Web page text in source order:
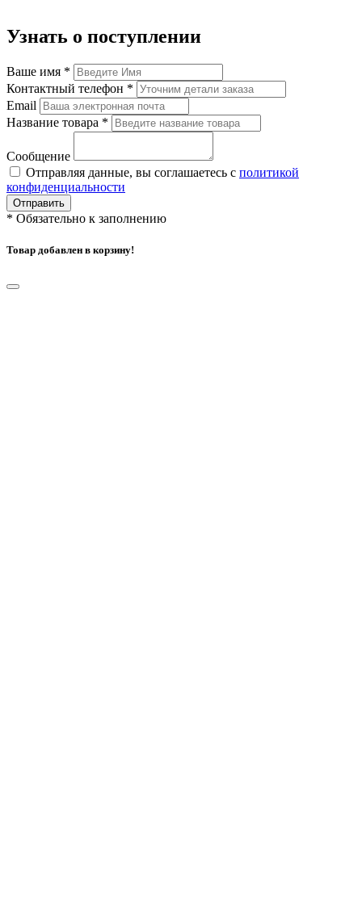
Узнать о поступлении
Ваше имя *
Контактный телефон *
Email
Название товара *
Сообщение
Отправляя данные, вы соглашаетесь с политикой
конфиденциальности
Отправить
* Обязательно к заполнению
Товар добавлен в корзину!